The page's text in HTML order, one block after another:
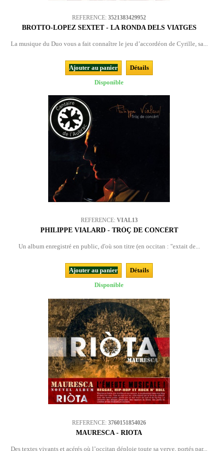
REFERENCE: 3521383429952
BROTTO-LOPEZ SEXTET - LA RONDA DELS VIATGES
La musique du Duo vous a fait connaître le jeu d’accordéon de Cyrille, sa...
Ajouter au panier
Détails
Disponible
REFERENCE: VIAL13
PHILIPPE VIALARD - TRÒÇ DE CONCÈRT
Un album enregistré en public, d'où son titre (en occitan : "extait de...
Ajouter au panier
Détails
Disponible
REFERENCE: 3760151854026
MAURESCA - RIOTA
Des textes vivants et acérés où l’occitan déploie toute sa verve, portés par...